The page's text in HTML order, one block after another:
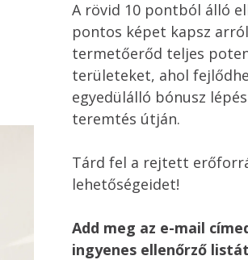
A rövid 10 pontból álló
pontos képet kapsz
termetőerőd teljes
területeket, ahol
egyedülálló bónusz
teremtés útján.
Tárd fel a rejtett
lehetőségeidet!
Add meg az e-mail
ingyenes ellenőrző